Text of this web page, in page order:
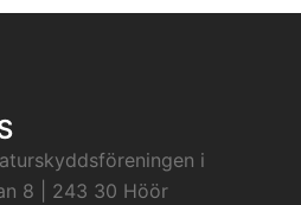
i
8 | 243 30 Höör